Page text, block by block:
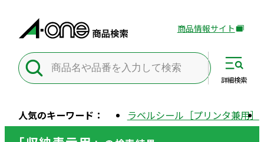
外
サ
別
商品情報サイト
人気のキーワード： ラベルシール［プリンタ兼用］
詳細検索